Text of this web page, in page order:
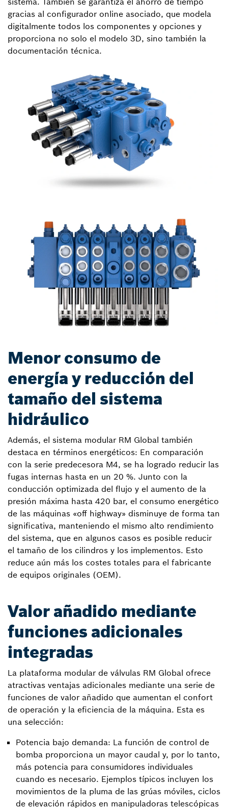
gracias al configurador online asociado, que modela
digitalmente todos los componentes y opciones y
proporciona no solo el modelo 3D, sino también la
documentación técnica.
Menor consumo de
energía y reducción del
tamaño del sistema
hidráulico
Además, el sistema modular RM Global también
destaca en términos energéticos: En comparación
con la serie predecesora M4, se ha logrado reducir las
fugas internas hasta en un 20 %. Junto con la
conducción optimizada del flujo y el aumento de la
presión máxima hasta 420 bar, el consumo energético
de las máquinas «off highway» disminuye de forma tan
significativa, manteniendo el mismo alto rendimiento
del sistema, que en algunos casos es posible reducir
el tamaño de los cilindros y los implementos. Esto
reduce aún más los costes totales para el fabricante
de equipos originales (OEM).
Valor añadido mediante
funciones adicionales
integradas
La plataforma modular de válvulas RM Global ofrece
atractivas ventajas adicionales mediante una serie de
funciones de valor añadido que aumentan el confort
de operación y la eficiencia de la máquina. Esta es
una selección:
Potencia bajo demanda: La función de control de
bomba proporciona un mayor caudal y, por lo tanto,
más potencia para consumidores individuales
cuando es necesario. Ejemplos típicos incluyen los
movimientos de la pluma de las grúas móviles, ciclos
de elevación rápidos en manipuladoras telescópicas